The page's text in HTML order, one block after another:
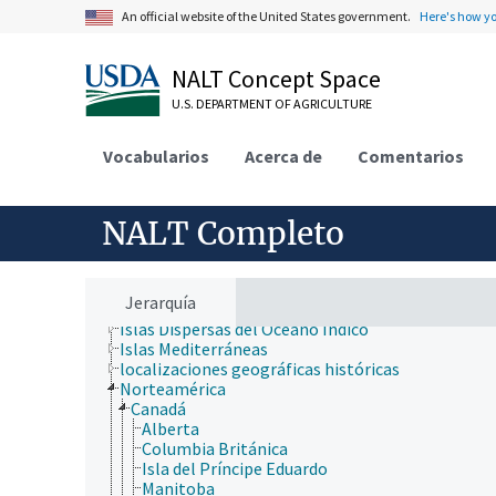
An official website of the United States government. Here's how
NALT Concept Space
U.S. DEPARTMENT OF AGRICULTURE
Vocabularios Acerca de Comentarios
NALT Completo
Jerarquía
nutrición humana, inocuidad y calidad de los
producción de plantas, horticultura
silvicultura, gestión de zonas silvestres
zonas geográficas
Antártida
Asia
cuerpos de agua con nombres propios
desiertos con nombres propios
Eurasia
Europa
Islas del Océano Pacífico
Islas Dispersas del Océano Índico
Islas Mediterráneas
localizaciones geográficas históricas
Norteamérica
Canadá
Alberta
Columbia Británica
Isla del Príncipe Eduardo
Manitoba